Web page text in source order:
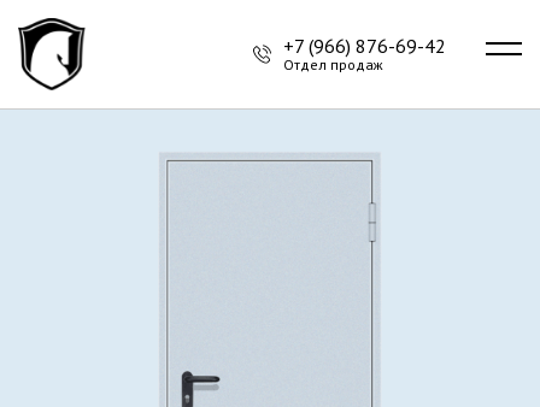
+7 (966) 876-69-42
Отдел продаж